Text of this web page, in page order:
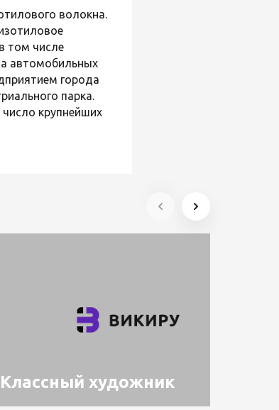
волокна.
том числе
автомобильных
города
парка.
крупнейших
Классный художник